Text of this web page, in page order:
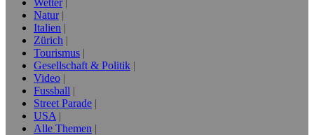
Wetter
Natur
Italien
Zürich
Tourismus
Gesellschaft & Politik
Video
Fussball
Street Parade
USA
Alle Themen